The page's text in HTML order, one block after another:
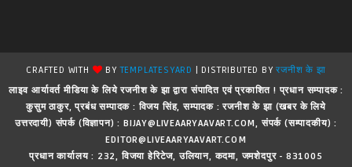
CRAFTED WITH BYTEMPLATESYARD | DISTRIBUTED BYरजनीश के झा
लाइव आर्यावर्त मीडिया के लिये रजनीश के झा द्वारा संपादित एवं प्रकाशित ! प्रधान सम्पादक :
कुसुम ठाकुर, प्रबंध सम्पादक : विजय सिंह, सम्पादक : रजनीश के झा (खबर के लिये
उत्तरदायी) संपर्क (विज्ञापन) : BIJAY@LIVEAARYAAVART.COM, संपर्क (सम्पादकीय) :
EDITOR@LIVEAARYAAVART.COM
प्रधान कार्यालय : 232, विजया हेरिटेज, उलियान, कदमा, जमशेदपुर - 831005